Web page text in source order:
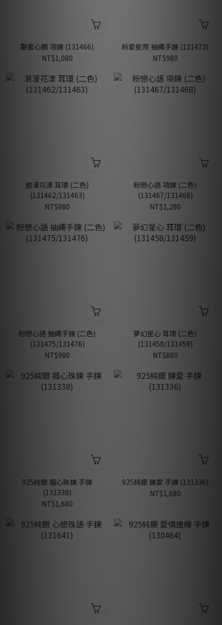
甜蜜心願 項鍊 (131466)
NT$1,080
粉愛星際 抽繩手鍊 (131473)
NT$980
浪漫花漾 耳環 (二色)
(131462/131463)
NT$980
粉戀心語 項鍊 (二色)
(131467/131468)
NT$1,280
粉戀心語 抽繩手鍊 (二色)
(131475/131476)
NT$980
夢幻星心 耳環 (二色)
(131458/131459)
NT$880
925純銀 描心珠鍊 手鍊
(131338)
NT$1,680
925純銀 鍊愛 手鍊 (131336)
NT$1,680